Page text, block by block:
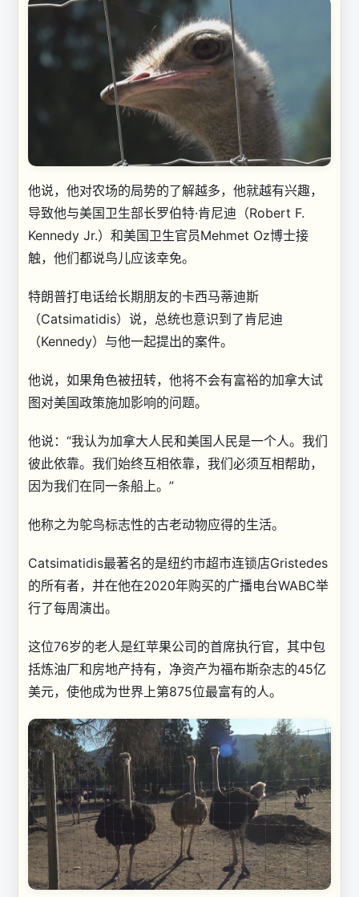
他说，他对农场的局势的了解越多，他就越有兴趣，
导致他与美国卫生部长罗伯特·肯尼迪（Robert F.
Kennedy Jr.）和美国卫生官员Mehmet Oz博士接
触，他们都说鸟儿应该幸免。
特朗普打电话给长期朋友的卡西马蒂迪斯
（Catsimatidis）说，总统也意识到了肯尼迪
（Kennedy）与他一起提出的案件。
他说，如果角色被扭转，他将不会有富裕的加拿大试
图对美国政策施加影响的问题。
他说：“我认为加拿大人民和美国人民是一个人。我们
彼此依靠。我们始终互相依靠，我们必须互相帮助，
因为我们在同一条船上。”
他称之为鸵鸟标志性的古老动物应得的生活。
Catsimatidis最著名的是纽约市超市连锁店Gristedes
的所有者，并在他在2020年购买的广播电台WABC举
行了每周演出。
这位76岁的老人是红苹果公司的首席执行官，其中包
括炼油厂和房地产持有，净资产为福布斯杂志的45亿
美元，使他成为世界上第875位最富有的人。